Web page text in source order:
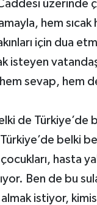
üzerinde
hem
için dua
isteyen
sevap, hem
de Türkiye’de
Türkiye’de belki
hasta
Ben de bu
istiyor,